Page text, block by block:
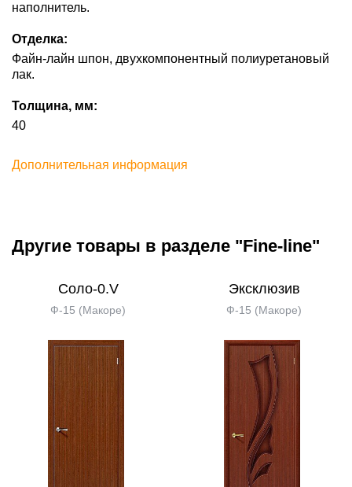
наполнитель.
Отделка:
Файн-лайн шпон, двухкомпонентный полиуретановый
лак.
Толщина, мм:
40
Дополнительная информация
Другие товары в разделе "Fine-line"
Соло-0.V
Ф-15 (Макоре)
Эксклюзив
Ф-15 (Макоре)